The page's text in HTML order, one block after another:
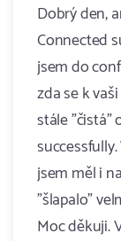
Dobrý den,
Connected
jsem do
zda se k
stále "čistá"
jsem měl i
"šlapalo"
Moc děkuji.